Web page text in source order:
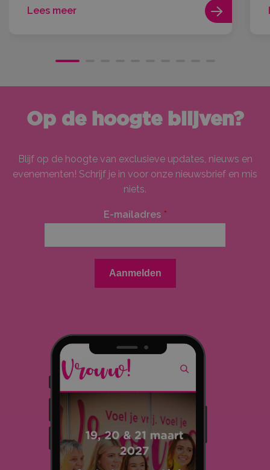
Lees meer
Op de hoogte blijven?
Blijf op de hoogte van exclusieve updates, nieuws en
evenementen! Schrijf je in voor onze nieuwsbrief en mis
niets.
E-mailadres*